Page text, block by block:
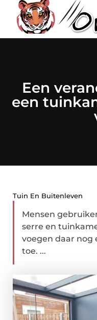
Een
een
Tuin En Buitenleven
Mensen
serre en
voegen daar nog
toe. ...